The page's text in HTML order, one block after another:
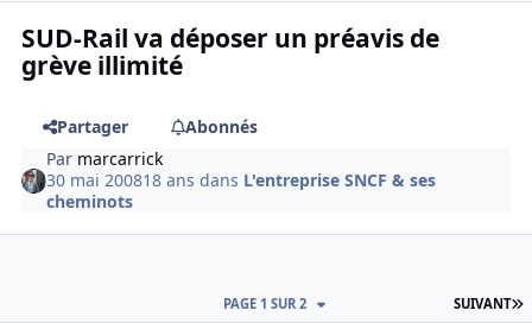
SUD-Rail va déposer un préavis de
grève illimité
Partager
Abonnés
Par marcarrick
30 mai 200818 ans dans L'entreprise SNCF & ses
cheminots
SUIVANT
PAGE 1 SUR 2